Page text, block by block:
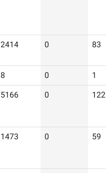
2414 0 83
8 0 1
5166 0 122
1473 0 59